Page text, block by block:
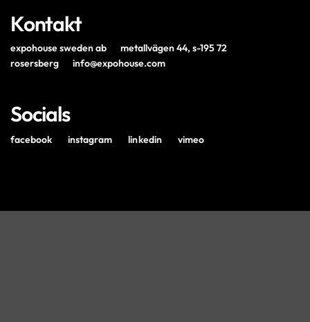
Kontakt
expohouse sweden ab
metallvägen 44, s-195 72
rosersberg
info@expohouse.com
Socials
facebook instagram linkedin vimeo